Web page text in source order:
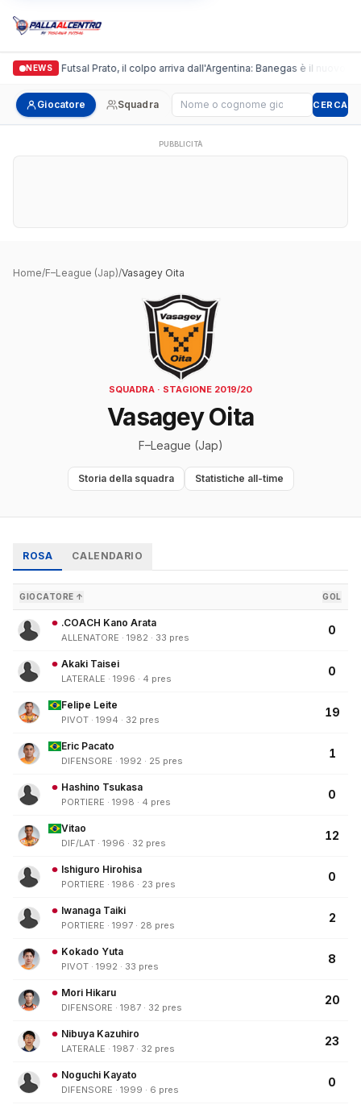
NEWS
Italgronda Futsal Prato, il colpo arriva dall'Argentina: Banegas è il nuovo
Giocatore Squadra Cerca giocatore CERCA
PUBBLICITÀ
Home/F–League (Jap)/Vasagey Oita
SQUADRA · STAGIONE 2019/20
Vasagey Oita
F–League (Jap)
Storia della squadra Statistiche all-time
ROSA CALENDARIO
GIOCATORE ↑ GOL
.COACH Kano Arata
ALLENATORE · 1982 · 33 pres
0
Akaki Taisei
LATERALE · 1996 · 4 pres
0
Felipe Leite
PIVOT · 1994 · 32 pres
19
Eric Pacato
DIFENSORE · 1992 · 25 pres
1
Hashino Tsukasa
PORTIERE · 1998 · 4 pres
0
Vitao
DIF/LAT · 1996 · 32 pres
12
Ishiguro Hirohisa
PORTIERE · 1986 · 23 pres
0
Iwanaga Taiki
PORTIERE · 1997 · 28 pres
2
Kokado Yuta
PIVOT · 1992 · 33 pres
8
Mori Hikaru
DIFENSORE · 1987 · 32 pres
20
Nibuya Kazuhiro
LATERALE · 1987 · 32 pres
23
Noguchi Kayato
DIFENSORE · 1999 · 6 pres
0